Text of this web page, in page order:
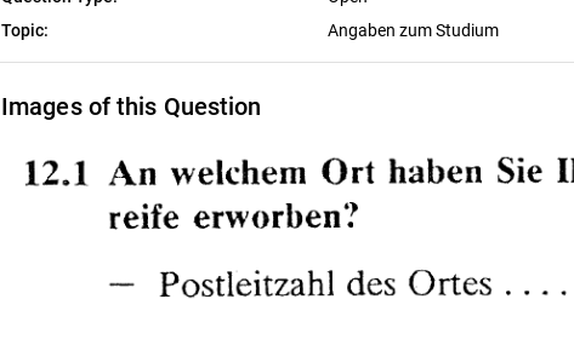
Topic:
Angaben zum Studium
Images of this Question